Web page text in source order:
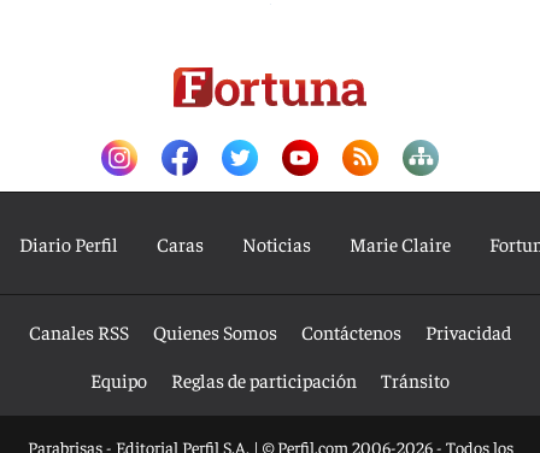
Diario Perfil Caras Noticias Marie Claire
Canales RSS Quienes Somos Contáctenos
Privacidad
Equipo
Reglas de participación Tránsito
Parabrisas - Editorial Perfil S.A. | © Perfil.com 2006-2026 - Todos los